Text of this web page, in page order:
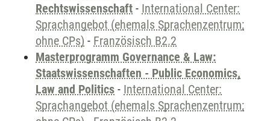
Rechtswissenschaft - International Center:
Sprachangebot (ehemals Sprachenzentrum;
ohne CPs) - Französisch B2.2
Masterprogramm Governance & Law:
Staatswissenschaften - Public Economics,
Law and Politics - International Center:
Sprachangebot (ehemals Sprachenzentrum;